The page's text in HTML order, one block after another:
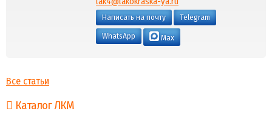
Написать на почту
Telegram
WhatsApp
Max
Все статьи
Каталог ЛКМ